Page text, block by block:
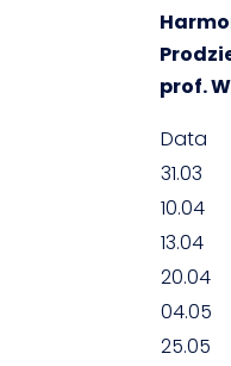
prof.
Data
31.03
10.04
13.04
20.04
04.05
25.05